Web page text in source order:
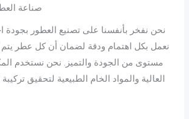
صناعة
نحن نفخر بأنفسنا على تصنيع العطور بجودة
نعمل بكل اهتمام ودقة لضمان أن كل عطر يتم
مستوى من الجودة والتميز. نحن نستخدم
العالية والمواد الخام الطبيعية لتحقيق